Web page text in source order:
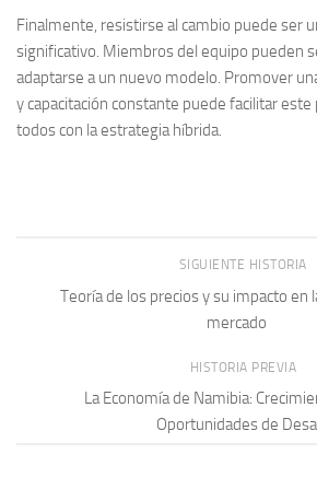
Finalmente, resistirse al cambio puede ser
significativo. Miembros del equipo pueden
adaptarse a un nuevo modelo. Promover
y capacitación constante puede facilitar este
todos con la estrategia híbrida.
SIGUIENTE HISTORIA
Teoría de los precios y su impacto en
mercado
HISTORIA PREVIA
La Economía de Namibia:
Oportunidades de